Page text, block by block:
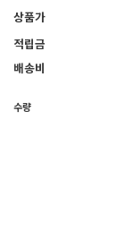
상품가
적립금
배송비
수량